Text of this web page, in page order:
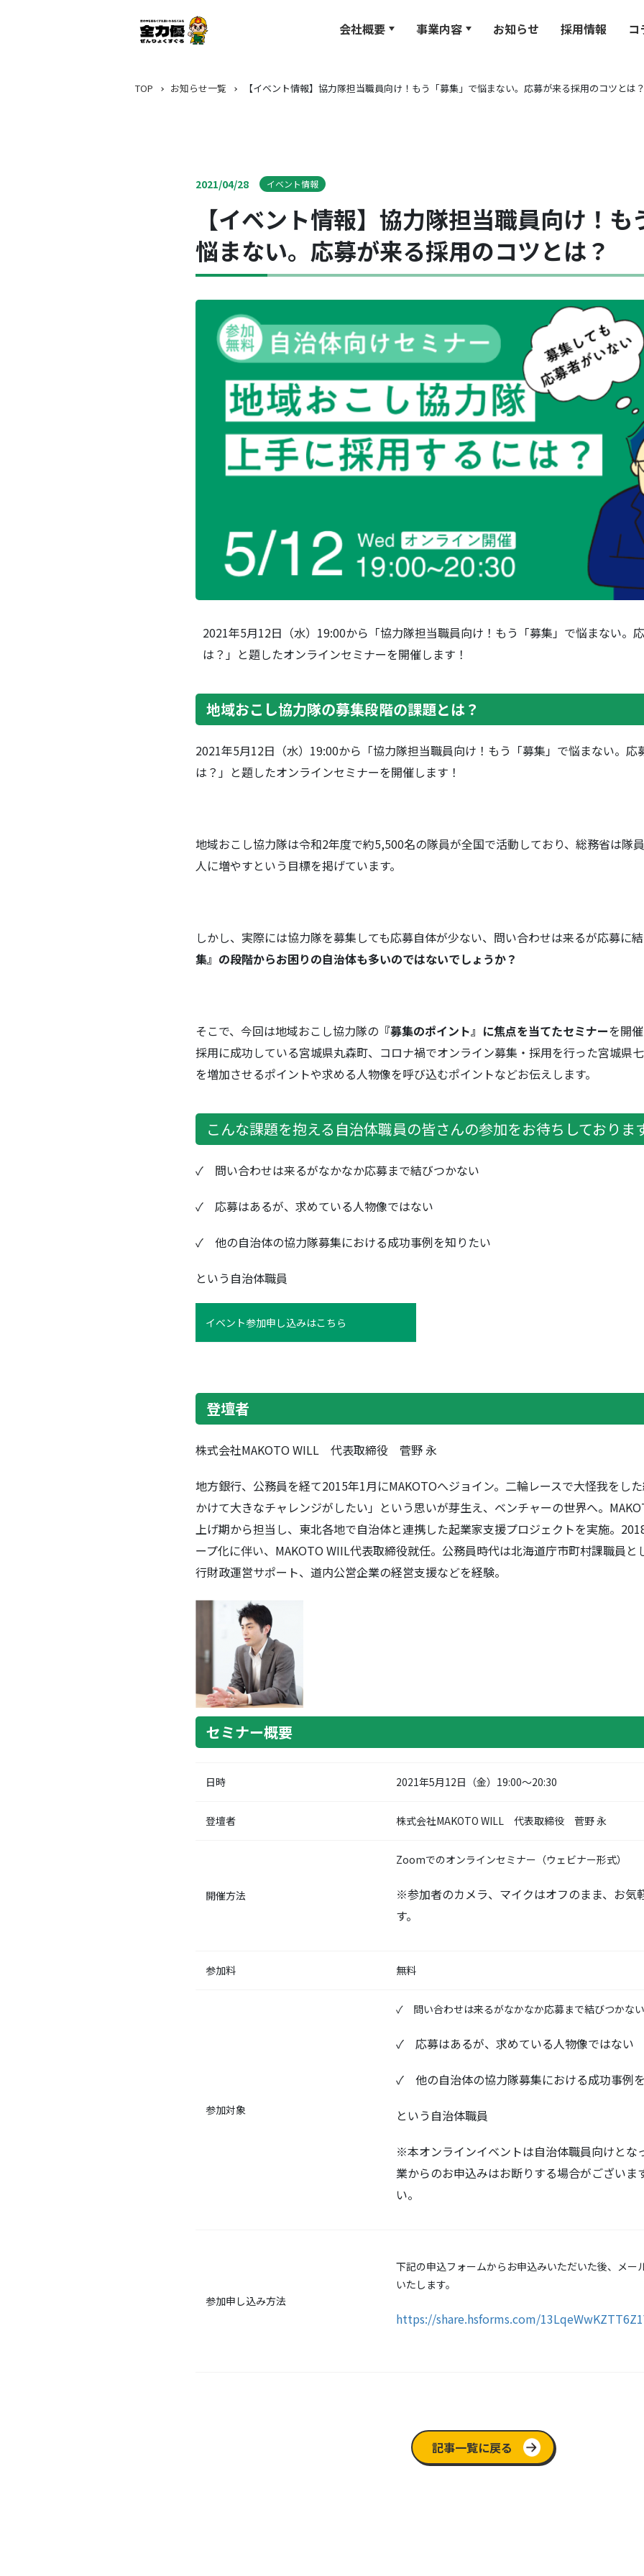
会社概要 事業内容 お知らせ 採用情報 コ
TOP お知らせ一覧 【イベント情報】協力隊担当職員向け！もう「募集」で悩まない。応募が来る採用のコツとは？
2021/04/28 イベント情報
【イベント情報】協力隊担当職員向け！も
悩まない。応募が来る採用のコツとは？
2021年5月12日（水）19:00から「協力隊担当職員向け！もう「募集」で悩まない。
は？」と題したオンラインセミナーを開催します！
地域おこし協力隊の募集段階の課題とは？
2021年5月12日（水）19:00から「協力隊担当職員向け！もう「募集」で悩まない。応
は？」と題したオンラインセミナーを開催します！
地域おこし協力隊は令和2年度で約5,500名の隊員が全国で活動しており、総務省は隊
人に増やすという目標を掲げています。
しかし、実際には協力隊を募集しても応募自体が少ない、問い合わせは来るが応募に結
集』の段階からお困りの自治体も多いのではないでしょうか？
そこで、今回は地域おこし協力隊の 『募集のポイント』に焦点を当てたセミナーを開
採用に成功している宮城県丸森町、コロナ禍でオンライン募集・採用を行った宮城県
を増加させるポイントや求める人物像を呼び込むポイントなどお伝えします。
こんな課題を抱える自治体職員の皆さんの参加をお待ちしておりま
✓ 問い合わせは来るがなかなか応募まで結びつかない
✓ 応募はあるが、求めている人物像ではない
✓ 他の自治体の協力隊募集における成功事例を知りたい
という自治体職員
イベント参加申し込みはこちら
登壇者
株式会社MAKOTO WILL 代表取締役 菅野 永
地方銀行、公務員を経て2015年1月にMAKOTOへジョイン。二輪レースで大怪我をし
かけて大きなチャレンジがしたい」という思いが芽生え、ベンチャーの世界へ。
上げ期から担当し、東北各地で自治体と連携した起業家支援プロジェクトを実施。
ープ化に伴い、MAKOTO WIIL代表取締役就任。公務員時代は北海道庁市町村課職員と
行財政運営サポート、道内公営企業の経営支援などを経験。
セミナー概要
日時 2021年5月12日（金）19:00〜20:30
登壇者 株式会社MAKOTO WILL 代表取締役 菅野 永
開催方法
Zoomでのオンラインセミナー（ウェビナー形式）
※参加者のカメラ、マイクはオフのまま、お気
す。
参加料 無料
参加対象
✓ 問い合わせは来るがなかなか応募まで結びつかない
✓ 応募はあるが、求めている人物像ではない
✓ 他の自治体の協力隊募集における成功事例
という自治体職員
※本オンラインイベントは自治体職員向けとな
業からのお申込みはお断りする場合がございま
い。
参加申し込み方法
下記の申込フォームからお申込みいただいた後、メ
いたします。
https://share.hsforms.com/
記事一覧に戻る